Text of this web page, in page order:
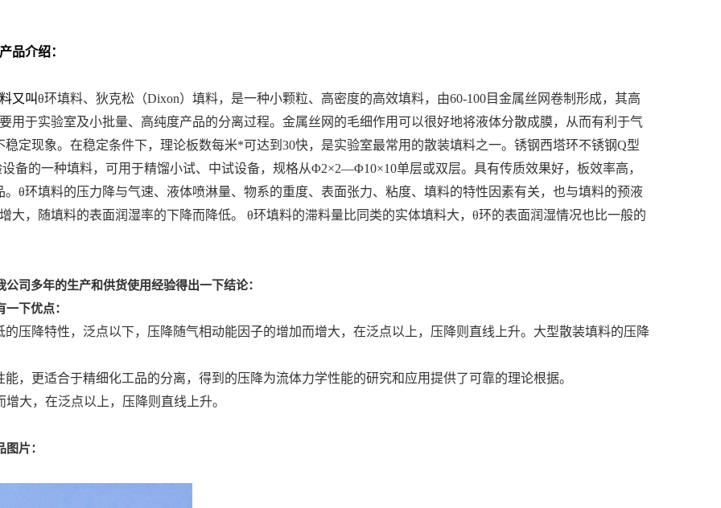
产品介绍：
又叫θ环填料、狄克松（Dixon）填料，是一种小颗粒、高密度的高效填料，由60-100目金属丝网卷制形成，其高
用于实验室及小批量、高纯度产品的分离过程。金属丝网的毛细作用可以很好地将液体分散成膜，从而有利于气
定现象。在稳定条件下，理论板数每米*可达到30快，是实验室最常用的散装填料之一。锈钢西塔环不锈钢Q型
备的一种填料，可用于精馏小试、中试设备，规格从Φ2×2—Φ10×10单层或双层。具有传质效果好，板效率高，
θ环填料的压力降与气速、液体喷淋量、物系的重度、表面张力、粘度、填料的特性因素有关，也与填料的预液
大，随填料的表面润湿率的下降而降低。
θ环填料的滞料量比同类的实体填料大，θ环的表面润湿情况也比一般的
公司多年的生产和供货使用经验得出一下结论：
下优点：
压降特性，泛点以下，压降随气相动能因子的增加而增大，在泛点以上，压降则直线上升。大型散装填料的压降
，更适合于精细化工品的分离，得到的压降为流体力学性能的研究和应用提供了可靠的理论根据。
大，在泛点以上，压降则直线上升。
图片：